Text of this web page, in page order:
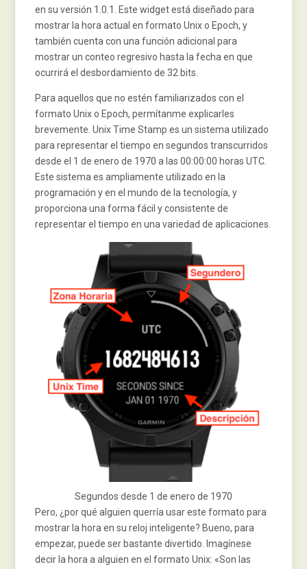
en su versión 1.0.1. Este widget está diseñado para
mostrar la hora actual en formato Unix o Epoch, y
también cuenta con una función adicional para
mostrar un conteo regresivo hasta la fecha en que
ocurrirá el desbordamiento de 32 bits.
Para aquellos que no estén familiarizados con el
formato Unix o Epoch, permítanme explicarles
brevemente. Unix Time Stamp es un sistema utilizado
para representar el tiempo en segundos transcurridos
desde el 1 de enero de 1970 a las 00:00:00 horas UTC.
Este sistema es ampliamente utilizado en la
programación y en el mundo de la tecnología, y
proporciona una forma fácil y consistente de
representar el tiempo en una variedad de aplicaciones.
Segundos desde 1 de enero de 1970
Pero, ¿por qué alguien querría usar este formato para
mostrar la hora en su reloj inteligente? Bueno, para
empezar, puede ser bastante divertido. Imagínese
decir la hora a alguien en el formato Unix: «Son las